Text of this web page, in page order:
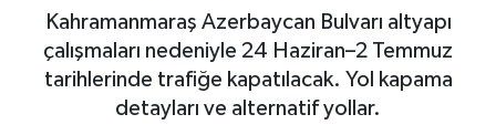
Kahramanmaraş Azerbaycan Bulvarı altyapı
çalışmaları nedeniyle 24 Haziran–2 Temmuz
tarihlerinde trafiğe kapatılacak. Yol kapama
detayları ve alternatif yollar.
EKONOMİ
GÜNDEM
Tüm Manşetler
Son Dakika Haberleri
Haber Arşivi